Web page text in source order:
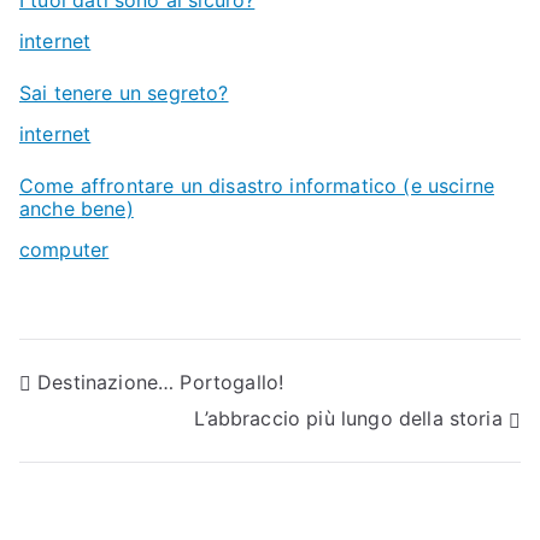
In relazione a
internet
Sai tenere un segreto?
In relazione a
internet
Come affrontare un disastro informatico (e uscirne
anche bene)
In relazione a
computer
NDestinazione… Portogallo!
L’abbraccio più lungo della storia